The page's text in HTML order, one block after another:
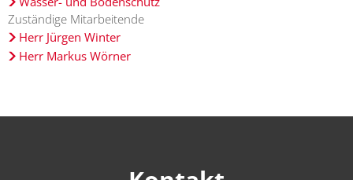
Zuständige Mitarbeitende
Herr Jürgen Winter
Herr Markus Wörner